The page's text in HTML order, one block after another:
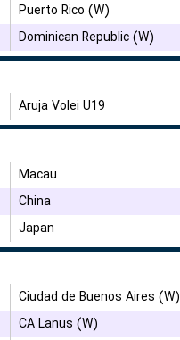
Puerto Rico (W)
Dominican Republic (W)
Aruja Volei U19
Macau
China
Japan
Ciudad de Buenos Aires (W)
CA Lanus (W)